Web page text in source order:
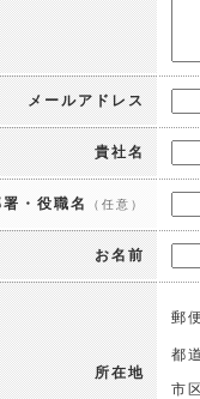
メールアドレス
貴社名
署・役職名 （任意）
お名前
所在地
郵
都
市